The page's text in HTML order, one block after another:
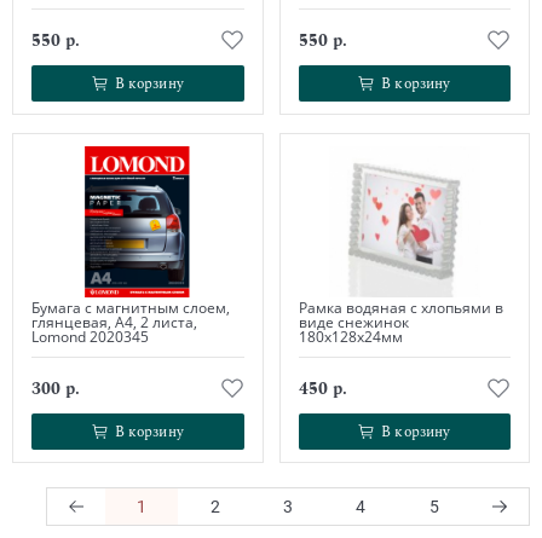
550 р.
В корзину
В корзину
550 р.
В корзину
В корзину
Бумага с магнитным слоем,
глянцевая, А4, 2 листа,
Lomond 2020345
300 р.
В корзину
В корзину
Рамка водяная с хлопьями в
виде снежинок
180х128х24мм
450 р.
В корзину
В корзину
1 2 3 4 5